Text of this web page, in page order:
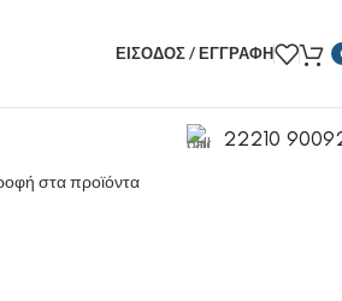
ΕΊΣΟΔΟΣ / ΕΓΓΡΑΦΉ
22210
στα προϊόντα